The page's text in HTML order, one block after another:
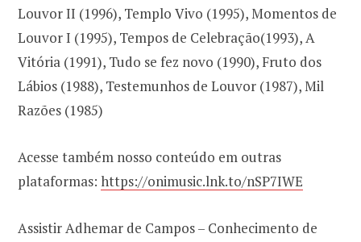
Louvor II (1996), Templo Vivo (1995), Momentos de
Louvor I (1995), Tempos de Celebração(1993), A
Vitória (1991), Tudo se fez novo (1990), Fruto dos
Lábios (1988), Testemunhos de Louvor (1987), Mil
Razões (1985)
Acesse também nosso conteúdo em outras
plataformas: https://onimusic.lnk.to/nSP7IWE
Assistir Adhemar de Campos – Conhecimento de